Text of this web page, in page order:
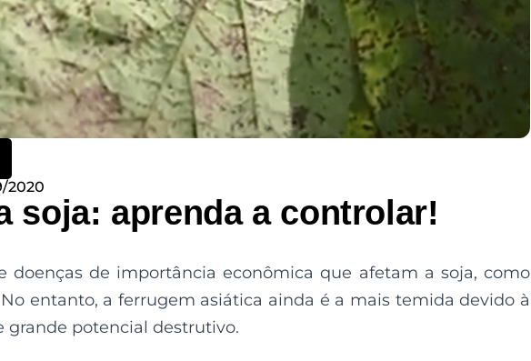
2020
soja: aprenda a controlar!
doenças de importância econômica que afetam a soja, como
entanto, a ferrugem asiática ainda é a mais temida devido à
grande potencial destrutivo.